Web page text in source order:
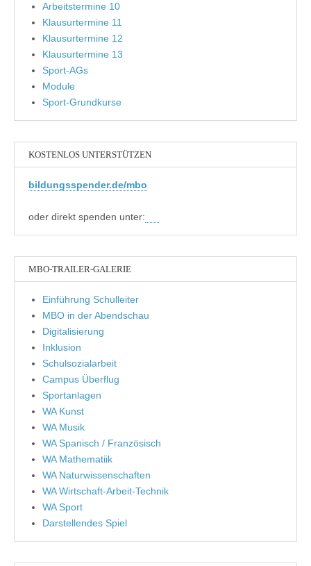
Arbeitstermine 10
Klausurtermine 11
Klausurtermine 12
Klausurtermine 13
Sport-AGs
Module
Sport-Grundkurse
KOSTENLOS UNTERSTÜTZEN
bildungsspender.de/mbo
oder direkt spenden unter:
MBO-TRAILER-GALERIE
Einführung Schulleiter
MBO in der Abendschau
Digitalisierung
Inklusion
Schulsozialarbeit
Campus Überflug
Sportanlagen
WA Kunst
WA Musik
WA Spanisch / Französisch
WA Mathematiik
WA Naturwissenschaften
WA Wirtschaft-Arbeit-Technik
WA Sport
Darstellendes Spiel